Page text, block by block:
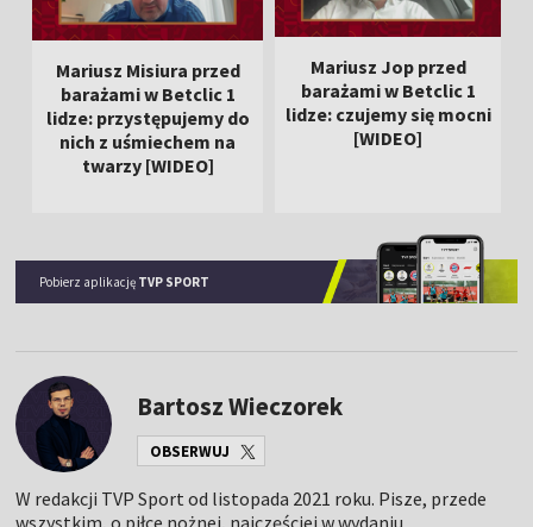
Mariusz Misiura przed
barażami w Betclic 1
lidze: przystępujemy do
nich z uśmiechem na
twarzy [WIDEO]
Mariusz Jop przed
barażami w Betclic 1
lidze: czujemy się mocni
[WIDEO]
Pobierz aplikację TVP SPORT
Bartosz Wieczorek
OBSERWUJ
W redakcji TVP Sport od listopada 2021 roku. Pisze, przede
wszystkim, o piłce nożnej, najczęściej w wydaniu